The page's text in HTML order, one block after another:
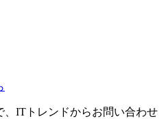
、ITトレンドからお問い合わせ